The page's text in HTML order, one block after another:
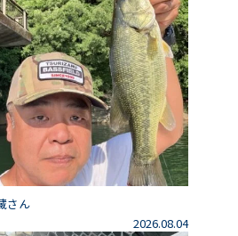
さん
2026.08.04